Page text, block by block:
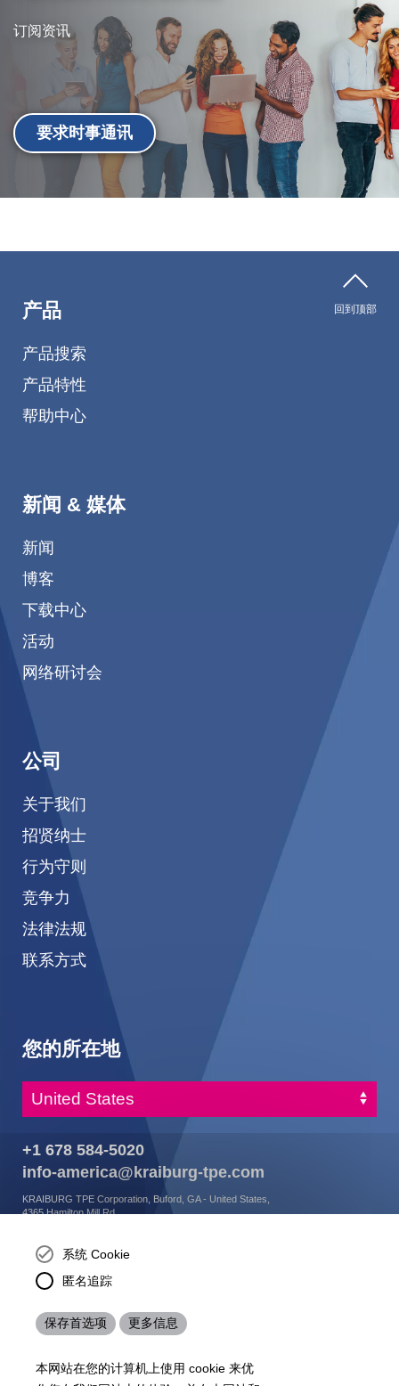
订阅资讯
要求时事通讯
产品
产品搜索
产品特性
帮助中心
新闻 & 媒体
新闻
博客
下载中心
活动
网络研讨会
公司
关于我们
招贤纳士
行为守则
竞争力
法律法规
联系方式
您的所在地
+1 678 584-5020
info-america@kraiburg-tpe.com
KRAIBURG TPE Corporation, Buford, GA - United States,
4365 Hamilton Mill Rd.,
josh.ackernecht@kraiburg-tpe.com
Conventus Polymers, New Jersey - USA, 2001 US-46,
Parsippany-Troy Hills, NJ 07054, United States
KRAIBURG TPE Americas, , Meet with our product
business needs.
回到顶部
系统 Cookie
匿名追踪
保存首选项 更多信息
本网站在您的计算机上使用 cookie 来优